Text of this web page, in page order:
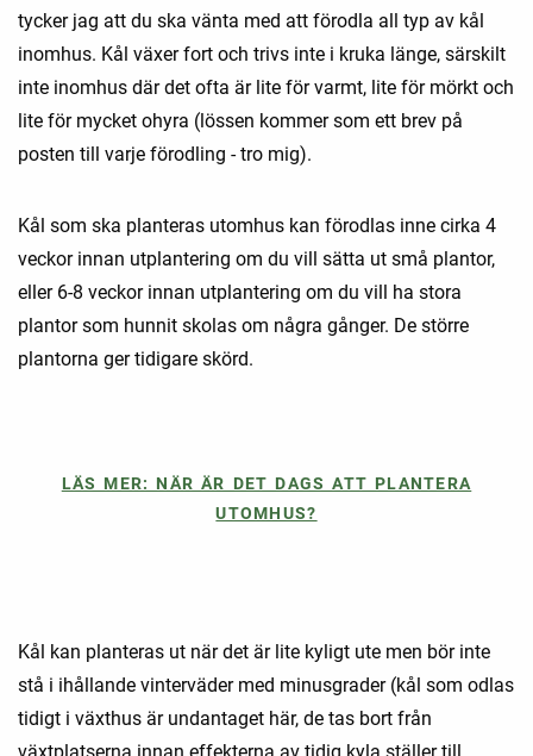
tycker jag att du ska vänta med att förodla all typ av kål
inomhus. Kål växer fort och trivs inte i kruka länge, särskilt
inte inomhus där det ofta är lite för varmt, lite för mörkt och
lite för mycket ohyra (lössen kommer som ett brev på
posten till varje förodling - tro mig).
Kål som ska planteras utomhus kan förodlas inne cirka 4
veckor innan utplantering om du vill sätta ut små plantor,
eller 6-8 veckor innan utplantering om du vill ha stora
plantor som hunnit skolas om några gånger. De större
plantorna ger tidigare skörd.
LÄS MER: NÄR ÄR DET DAGS ATT PLANTERA
UTOMHUS?
Kål kan planteras ut när det är lite kyligt ute men bör inte
stå i ihållande vinterväder med minusgrader (kål som odlas
tidigt i växthus är undantaget här, de tas bort från